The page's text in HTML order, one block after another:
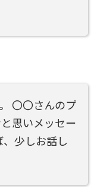
〇〇さんのプ
思いメッセー
少しお話し